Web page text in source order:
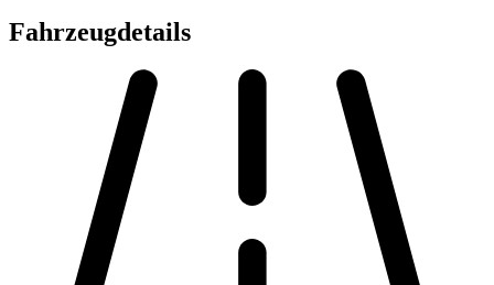
Fahrzeugdetails